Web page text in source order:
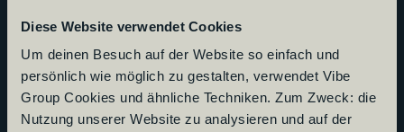
Diese Website verwendet Cookies
Um deinen Besuch auf der Website so einfach und
persönlich wie möglich zu gestalten, verwendet Vibe
Group Cookies und ähnliche Techniken. Zum Zweck: die
Nutzung unserer Website zu analysieren und auf der
Die IT-Welt steht niemals still, also bleib up to date:
Informiere Dich über Trends, nimm an Schulungen
teil und erhalte entsprechende Zertifikate.